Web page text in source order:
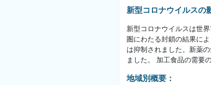
新型コロナウイルスの
新型コロナウイルスは世
圏にわたる封鎖の結果に
は抑制されました。新薬
ました。 加工食品の需要
地域別概要：